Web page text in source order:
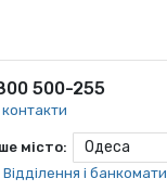
500-255
контакти
місто: Одеса
Відділення і банкомати